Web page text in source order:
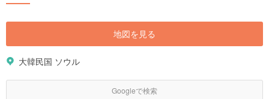
地図を見る
大韓民国 ソウル
Googleで検索